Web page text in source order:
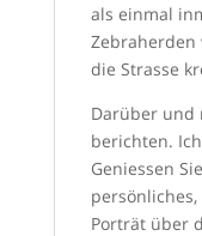
als einmal
die Strasse
Darüber und
berichten.
Geniessen
Porträt über